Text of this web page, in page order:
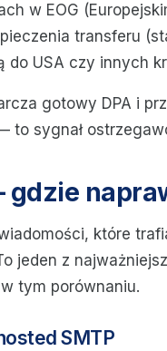
w EOG
transferu
do USA czy innych
gotowy DPA i
to sygnał
gdzie
które
jeden z
tym porównaniu.
SMTP